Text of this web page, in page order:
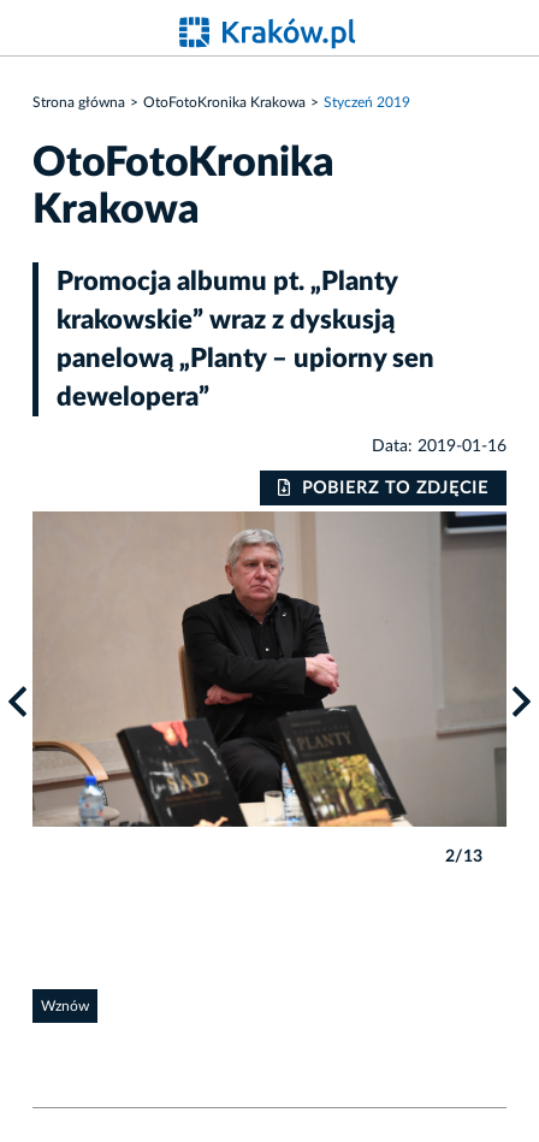
Strona główna OtoFotoKronika Krakowa Styczeń 2019
OtoFotoKronika
Krakowa
Promocja albumu pt. „Planty
krakowskie” wraz z dyskusją
panelową „Planty – upiorny sen
dewelopera”
Data: 2019-01-16
POBIERZ TO ZDJĘCIE
2/13
Wznów